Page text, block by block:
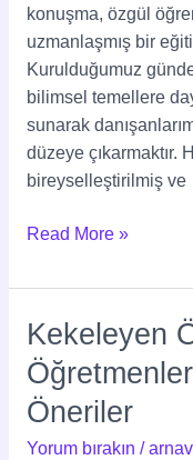
konuşma, özgül
uzmanlaşmış bir
Kurulduğumuz
bilimsel temellere
sunarak
düzeye çıkarmaktır.
bireyselleştirilmiş ve
Read More »
Kekeleyen
Öneriler
Yorum bırakın /
Kekeleyen
Öğrencisi
Olan
Öğretmenlere
Pratik